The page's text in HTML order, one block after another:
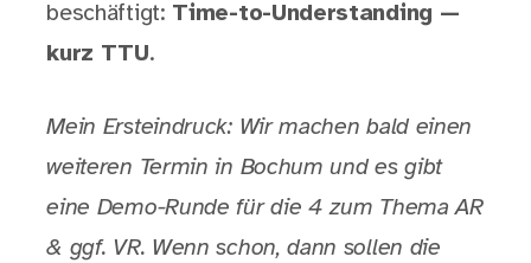
beschäftigt: Time-to-Understanding —
kurz TTU.
Mein Ersteindruck: Wir machen bald einen
weiteren Termin in Bochum und es gibt
eine Demo-Runde für die 4 zum Thema AR
& ggf. VR. Wenn schon, dann sollen die